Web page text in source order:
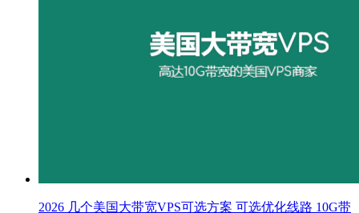
2026 几个美国大带宽VPS可选方案 可选优化线路 10G带